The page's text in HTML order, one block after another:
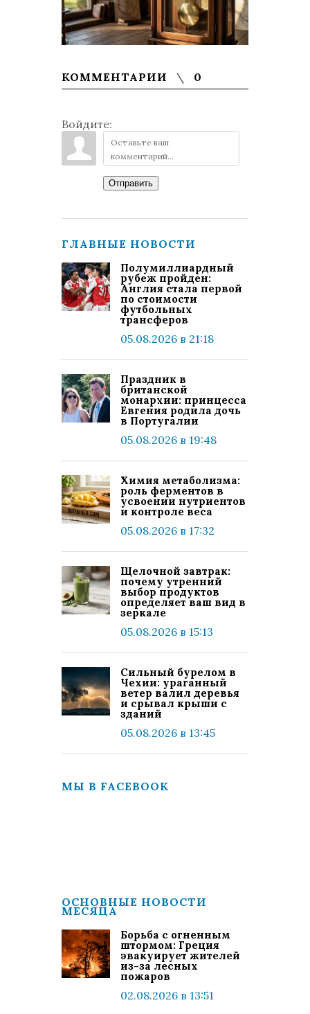
КОММЕНТАРИИ 0
Войдите:
Отправить
ГЛАВНЫЕ НОВОСТИ
Полумиллиардный
рубеж пройден:
Англия стала первой
по стоимости
футбольных
трансферов
05.08.2026 в 21:18
Праздник в
британской
монархии: принцесса
Евгения родила дочь
в Португалии
05.08.2026 в 19:48
Химия метаболизма:
роль ферментов в
усвоении нутриентов
и контроле веса
05.08.2026 в 17:32
Щелочной завтрак:
почему утренний
выбор продуктов
определяет ваш вид в
зеркале
05.08.2026 в 15:13
Сильный бурелом в
Чехии: ураганный
ветер валил деревья
и срывал крыши с
зданий
05.08.2026 в 13:45
МЫ В FACEBOOK
ОСНОВНЫЕ НОВОСТИ
МЕСЯЦА
Борьба с огненным
штормом: Греция
эвакуирует жителей
из-за лесных
пожаров
02.08.2026 в 13:51